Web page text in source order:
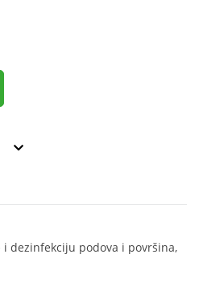
i dezinfekciju podova i površina,